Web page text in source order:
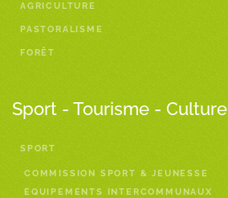
AGRICULTURE
PASTORALISME
FORÊT
Sport - Tourisme - Culture
SPORT
COMMISSION SPORT & JEUNESSE
EQUIPEMENTS INTERCOMMUNAUX